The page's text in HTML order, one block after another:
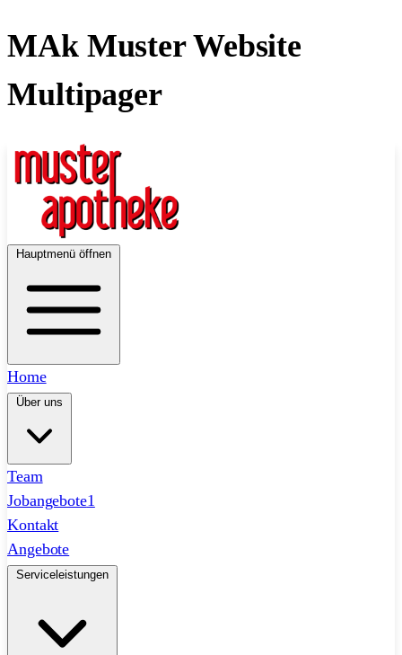
Zum
Inhalt
springen
MAk Muster Website
Multipager
Hauptmenü öffnen
Home
Über uns
Team
Jobangebote1
Kontakt
Angebote
Serviceleistungen